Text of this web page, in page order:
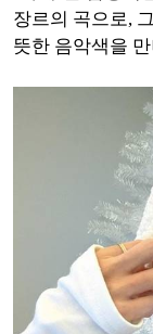
장르의 곡으로,
뜻한 음악색을